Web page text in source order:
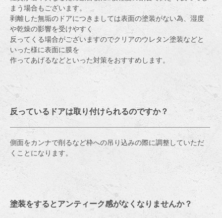
まう場合もございます。
剥離した無垢のドアにつきましては表面の塗装がない為、湿度
や乾燥の影響を受けやすく
反ってくる場合がございますのでクリアのウレタン塗装などと
いった様に表面に膜を
作ってあげるなどといった対策をおすすめします。
反っているドアは取り付けられるのですか？
側面をカンナで削るなど枠への吊り込みの際に調整していただ
くことになります。
塗装をするとアンティーク感がなくなりませんか？